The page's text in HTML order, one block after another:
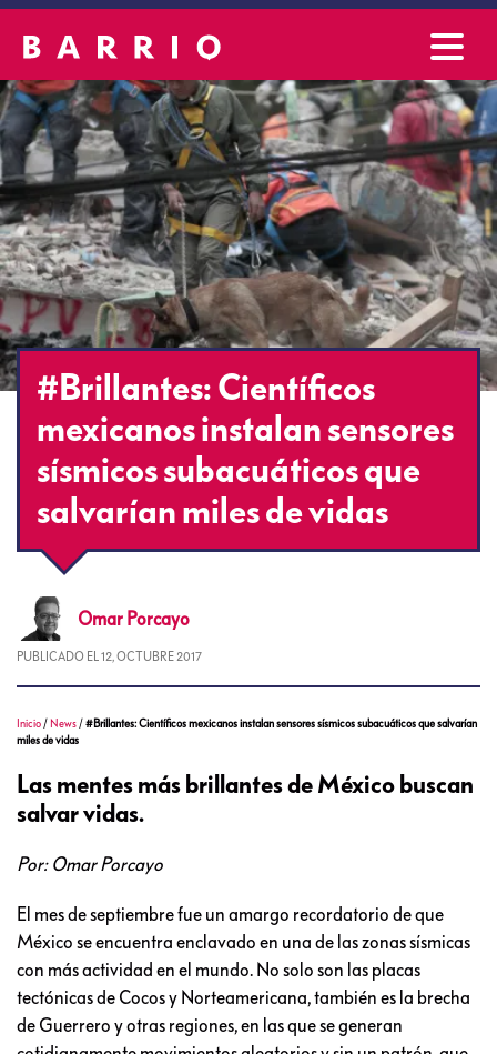
#Brillantes: Científicos
mexicanos instalan sensores
sísmicos subacuáticos que
salvarían miles de vidas
Omar Porcayo
PUBLICADO EL 12, OCTUBRE 2017
Inicio / News /#Brillantes: Científicos mexicanos instalan sensores sísmicos subacuáticos que salvarían
miles de vidas
Las mentes más brillantes de México buscan
salvar vidas.
Por: Omar Porcayo
El mes de septiembre fue un amargo recordatorio de que
México se encuentra enclavado en una de las zonas sísmicas
con más actividad en el mundo. No solo son las placas
tectónicas de Cocos y Norteamericana, también es la brecha
de Guerrero y otras regiones, en las que se generan